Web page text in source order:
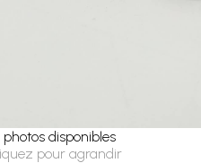
photos disponibles
pour agrandir